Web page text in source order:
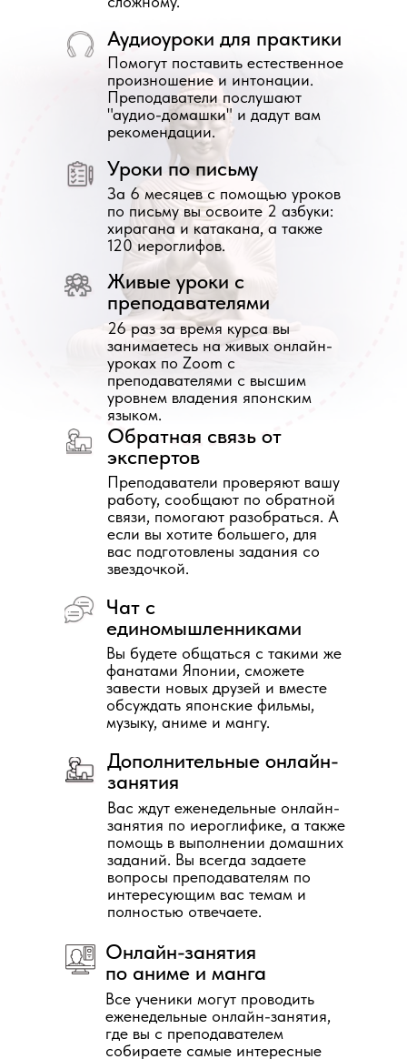
Вы будете общаться с такими же
фанатами Японии, сможете
завести новых друзей и вместе
обсуждать японские фильмы,
музыку, аниме и мангу.
Чат с
единомышленниками
Преподаватели проверяют вашу
работу, сообщают по обратной
связи, помогают разобраться. А
если вы хотите большего, для
вас подготовлены задания со
звездочкой.
Обратная связь от
экспертов
26 раз за время курса вы
занимаетесь на живых онлайн-
уроках по Zoom с
преподавателями с высшим
уровнем владения японским
языком.
Живые уроки с
преподавателями
За 6 месяцев с помощью уроков
по письму вы освоите 2 азбуки:
хирагана и катакана, а также
120 иероглифов.
Уроки по письму
Помогут поставить естественное
произношение и интонации.
Преподаватели послушают
"аудио-домашки" и дадут вам
рекомендации.
Аудиоуроки для практики
Вас ждут еженедельные онлайн-
занятия по иероглифике, а также
помощь в выполнении домашних
заданий. Вы всегда задаете
вопросы преподавателям по
интересующим вас темам и
полностью отвечаете.
Дополнительные онлайн-
занятия
Все ученики могут проводить
еженедельные онлайн-занятия,
где вы с преподавателем
собираете самые интересные
Онлайн-занятия
по аниме и манга